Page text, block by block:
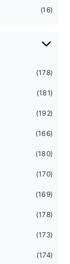
16
178
181
192
166
180
170
169
178
173
174